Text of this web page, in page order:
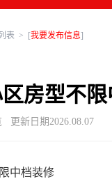
表 > [我要发布信息]
房型不
更新日期2026.08.07
中档装修